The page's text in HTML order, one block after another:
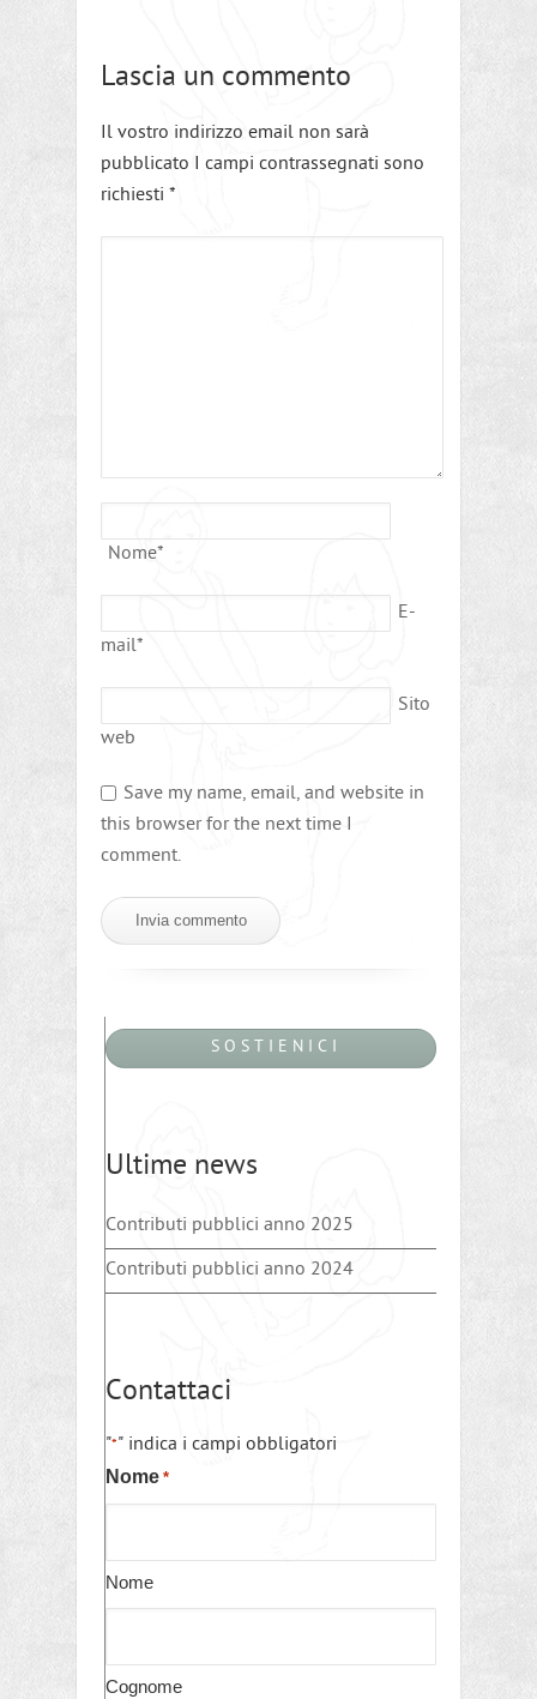
Lascia un commento
Il vostro indirizzo email non sarà
pubblicato I campi contrassegnati sono
richiesti *
Nome*
E-
mail*
Sito
web
Save my name, email, and website in
this browser for the next time I
comment.
S O S T I E N I C I
Ultime news
Contributi pubblici anno 2025
Contributi pubblici anno 2024
Contattaci
"*" indica i campi obbligatori
Nome *
Nome
Cognome